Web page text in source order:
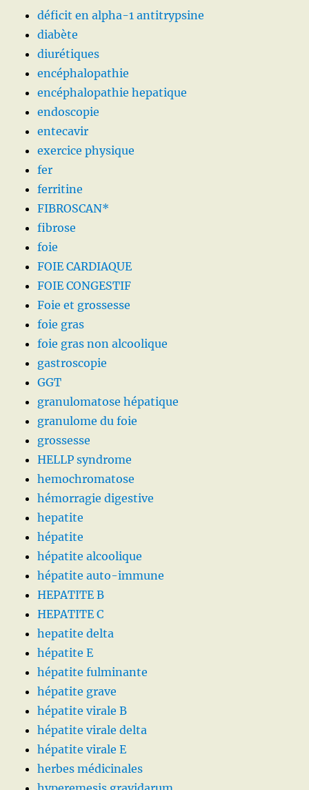
déficit en alpha-1 antitrypsine
diabète
diurétiques
encéphalopathie
encéphalopathie hepatique
endoscopie
entecavir
exercice physique
fer
ferritine
FIBROSCAN*
fibrose
foie
FOIE CARDIAQUE
FOIE CONGESTIF
Foie et grossesse
foie gras
foie gras non alcoolique
gastroscopie
GGT
granulomatose hépatique
granulome du foie
grossesse
HELLP syndrome
hemochromatose
hémorragie digestive
hepatite
hépatite
hépatite alcoolique
hépatite auto-immune
HEPATITE B
HEPATITE C
hepatite delta
hépatite E
hépatite fulminante
hépatite grave
hépatite virale B
hépatite virale delta
hépatite virale E
herbes médicinales